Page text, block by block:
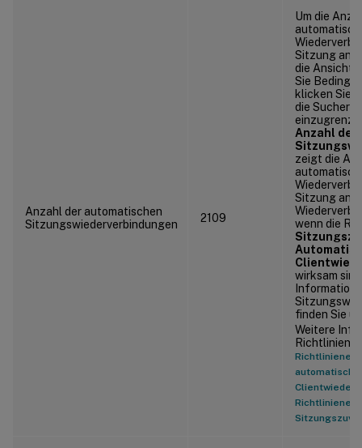
Anzahl der automatischen
Sitzungswiederverbindungen
2109
Um die
Sitzung
die Ansicht
Sie
klicken Sie
die
Anzahl der
zeigt die
Sitzung an.
wenn die
wirksam
finden Sie
Weitere
Richtlinien
automatische